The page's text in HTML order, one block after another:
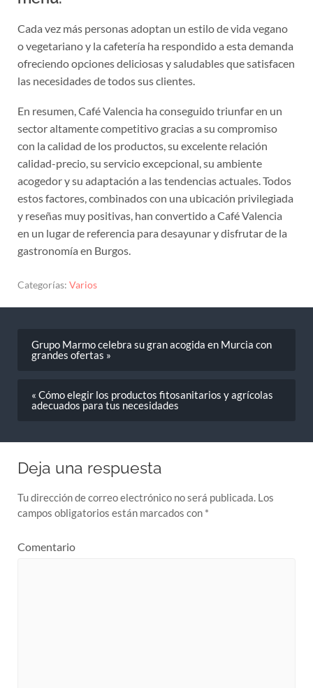
Cada vez más personas adoptan un estilo de vida vegano
o vegetariano y la cafetería ha respondido a esta demanda
ofreciendo opciones deliciosas y saludables que satisfacen
las necesidades de todos sus clientes.
En resumen, Café Valencia ha conseguido triunfar en un
sector altamente competitivo gracias a su compromiso
con la calidad de los productos, su excelente relación
calidad-precio, su servicio excepcional, su ambiente
acogedor y su adaptación a las tendencias actuales. Todos
estos factores, combinados con una ubicación privilegiada
y reseñas muy positivas, han convertido a Café Valencia
en un lugar de referencia para desayunar y disfrutar de la
gastronomía en Burgos.
Categorías: Varios
Grupo Marmo celebra su gran acogida en Murcia con
grandes ofertas »
« Cómo elegir los productos fitosanitarios y agrícolas
adecuados para tus necesidades
Deja una respuesta
Tu dirección de correo electrónico no será publicada. Los
campos obligatorios están marcados con *
Comentario